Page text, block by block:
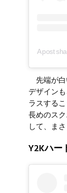
先端が
デザイン
ラスする
長めのス
して、ま
Y2Kハー